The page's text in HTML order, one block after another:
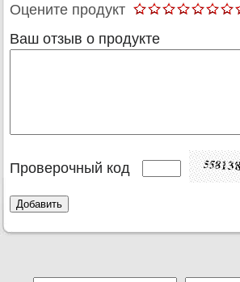
Оцените продукт
Ваш отзыв о продукте
Проверочный код